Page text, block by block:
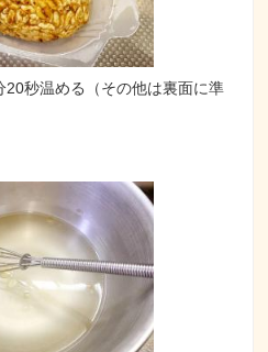
秒温める（その他は裏面に準